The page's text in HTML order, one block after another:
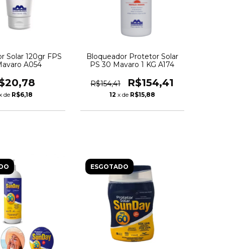
Solar 120gr FPS
A054
de R$6,18
Bloqueador Protetor Solar
PS 30 Mavaro 1 KG A174
R$154,41 R$154,41
12 x de R$15,88
ESGOTADO